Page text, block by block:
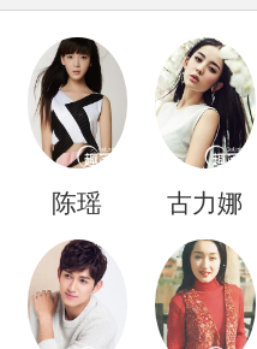
陈瑶 古力娜
扎